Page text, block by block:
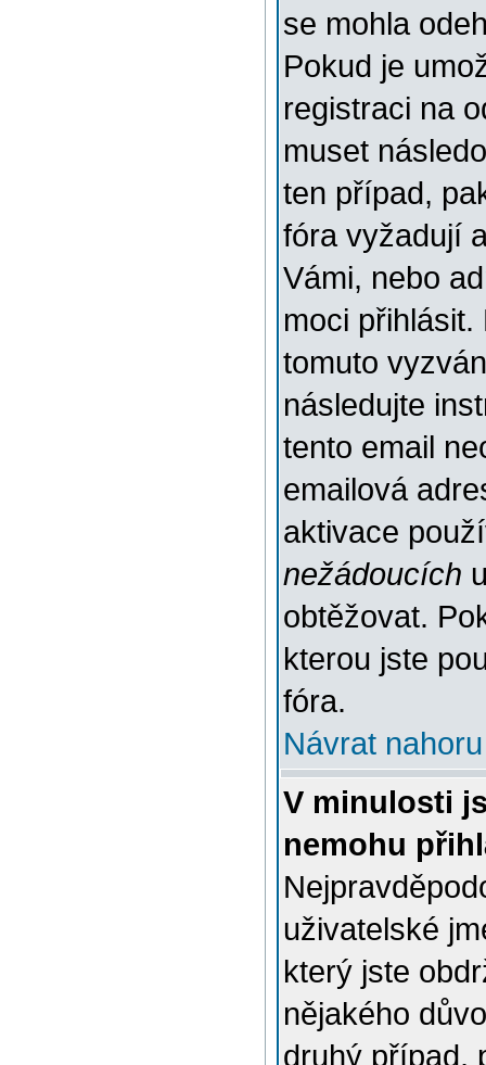
se mohla
Pokud je
registraci na
muset
ten případ,
fóra vyžadují
Vámi, nebo
moci
tomuto
následujte
tento email
emailová
aktivace
nežádoucích
obtěžovat.
kterou jste
fóra.
Návrat nahoru
V minulosti
nemohu
uživatelské
který jste
nějakého
druhý případ,